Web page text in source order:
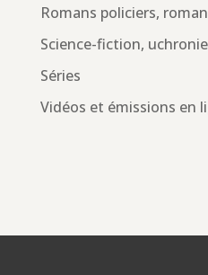
Romans policiers,
Science-fiction,
Séries
Vidéos et émissions en